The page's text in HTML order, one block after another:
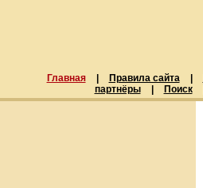
Главная Правила сайта
партнёры
Поиск